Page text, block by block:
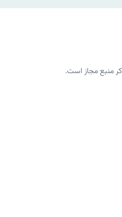
منبع مجاز است.